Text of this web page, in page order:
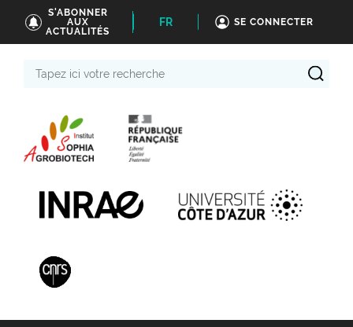
S'ABONNER
AUX
ACTUALITÉS
FR SE CONNECTER